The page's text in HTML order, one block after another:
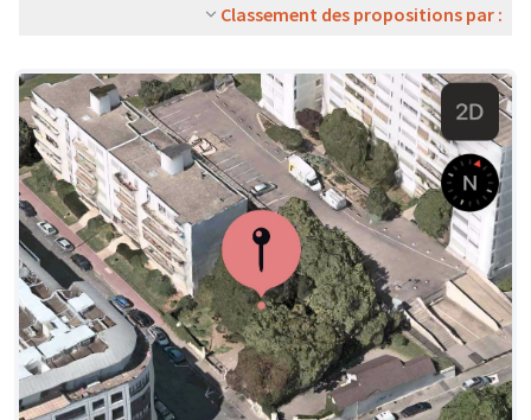
Classement des propositions par :